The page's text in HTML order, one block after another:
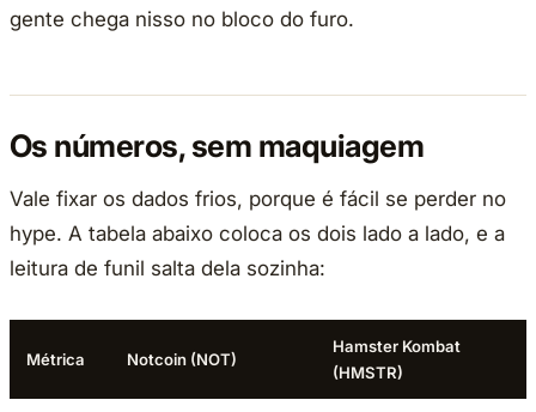
gente chega nisso no bloco do furo.
Os números, sem maquiagem
Vale fixar os dados frios, porque é fácil se perder no
hype. A tabela abaixo coloca os dois lado a lado, e a
leitura de funil salta dela sozinha:
Métrica Notcoin (NOT)
Hamster Kombat
(HMSTR)